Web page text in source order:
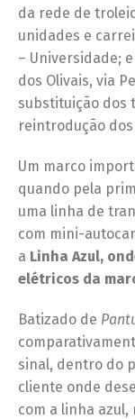
da rede de
unidades e
– Universidade;
dos Olivais, via
substituição dos
reintrodução
Um marco
quando pela
uma linha de
com mini-
a Linha Azul,
elétricos da
Batizado de
sinal, dentro do
cliente onde
com a linha